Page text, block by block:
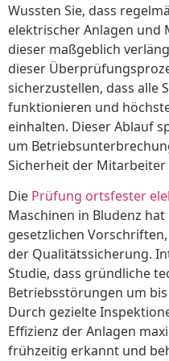
Wussten Sie, dass
elektrischer Anlagen und
dieser maßgeblich
dieser
sicherzustellen, dass alle
funktionieren und
einhalten. Dieser Ablauf
um
Sicherheit der
Die Prüfung ortsfester
Maschinen in Bludenz
gesetzlichen
der Qualitätssicherung.
Studie, dass gründliche
Betriebsstörungen um
Durch gezielte
Effizienz der Anlagen
frühzeitig erkannt und